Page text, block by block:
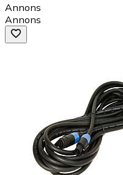
Annons
Annons